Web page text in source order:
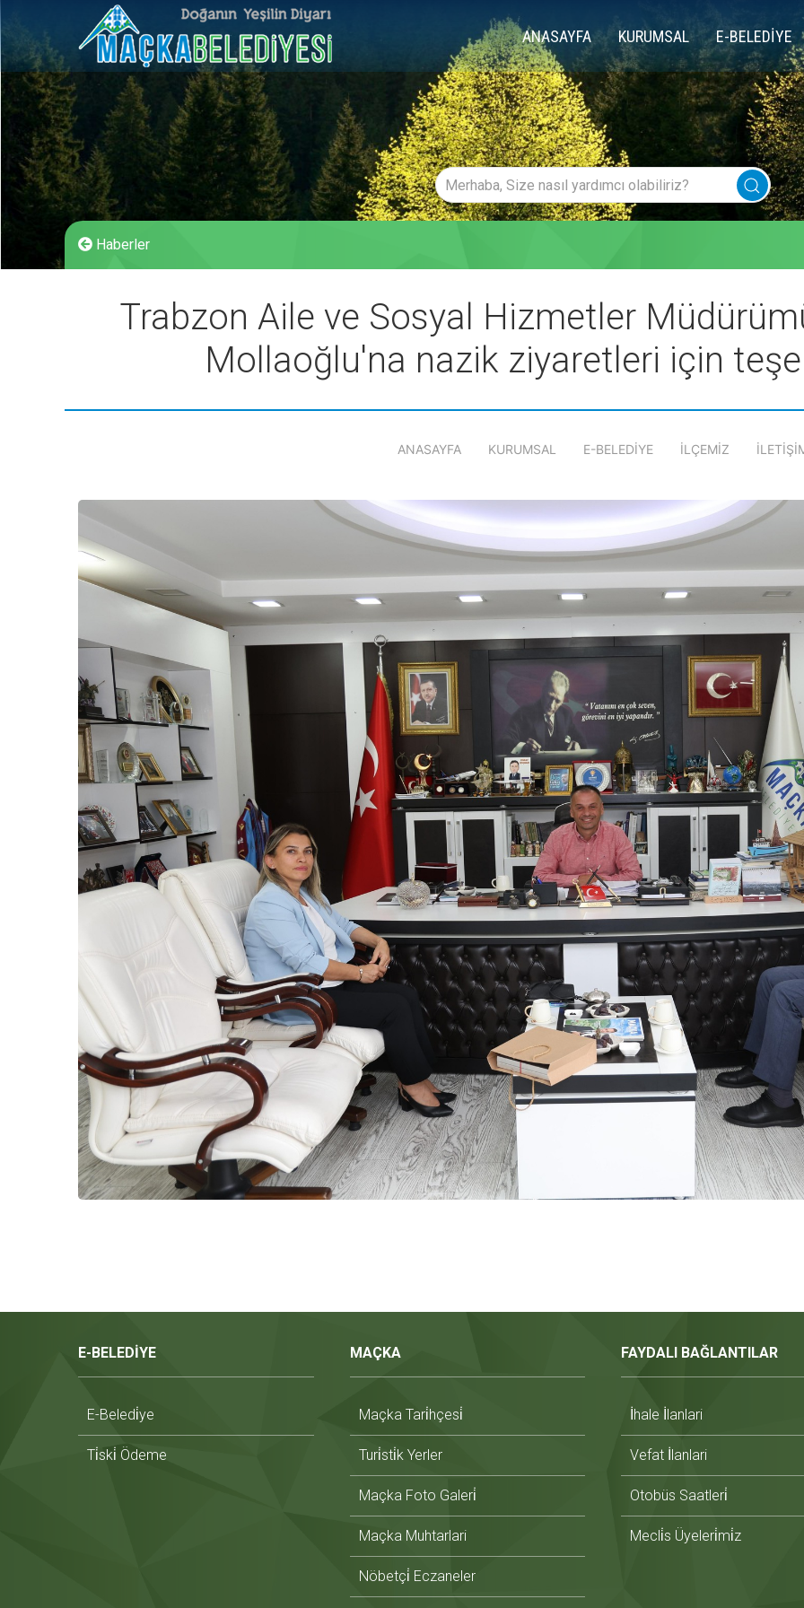
ANASAYFA KURUMSAL E-BELEDİYE
Haberler
Trabzon Aile ve Sosyal Hizmetler
Mollaoğlu'na nazik ziyaretleri için
ANASAYFA KURUMSAL E-BELEDİYE İLÇEMİZ
E-BELEDİYE
E-Beledi̇ye
Ti̇ski̇ Ödeme
MAÇKA
Maçka Tari̇hçesi̇
Turi̇sti̇k Yerler
Maçka Foto Galeri̇
Maçka Muhtarlari
Nöbetçi̇ Eczaneler
FAYDALI BAĞLANTILAR
İhale İlanlari
Vefat İlanlari
Otobüs Saatleri̇
Mecli̇s Üyeleri̇mi̇z